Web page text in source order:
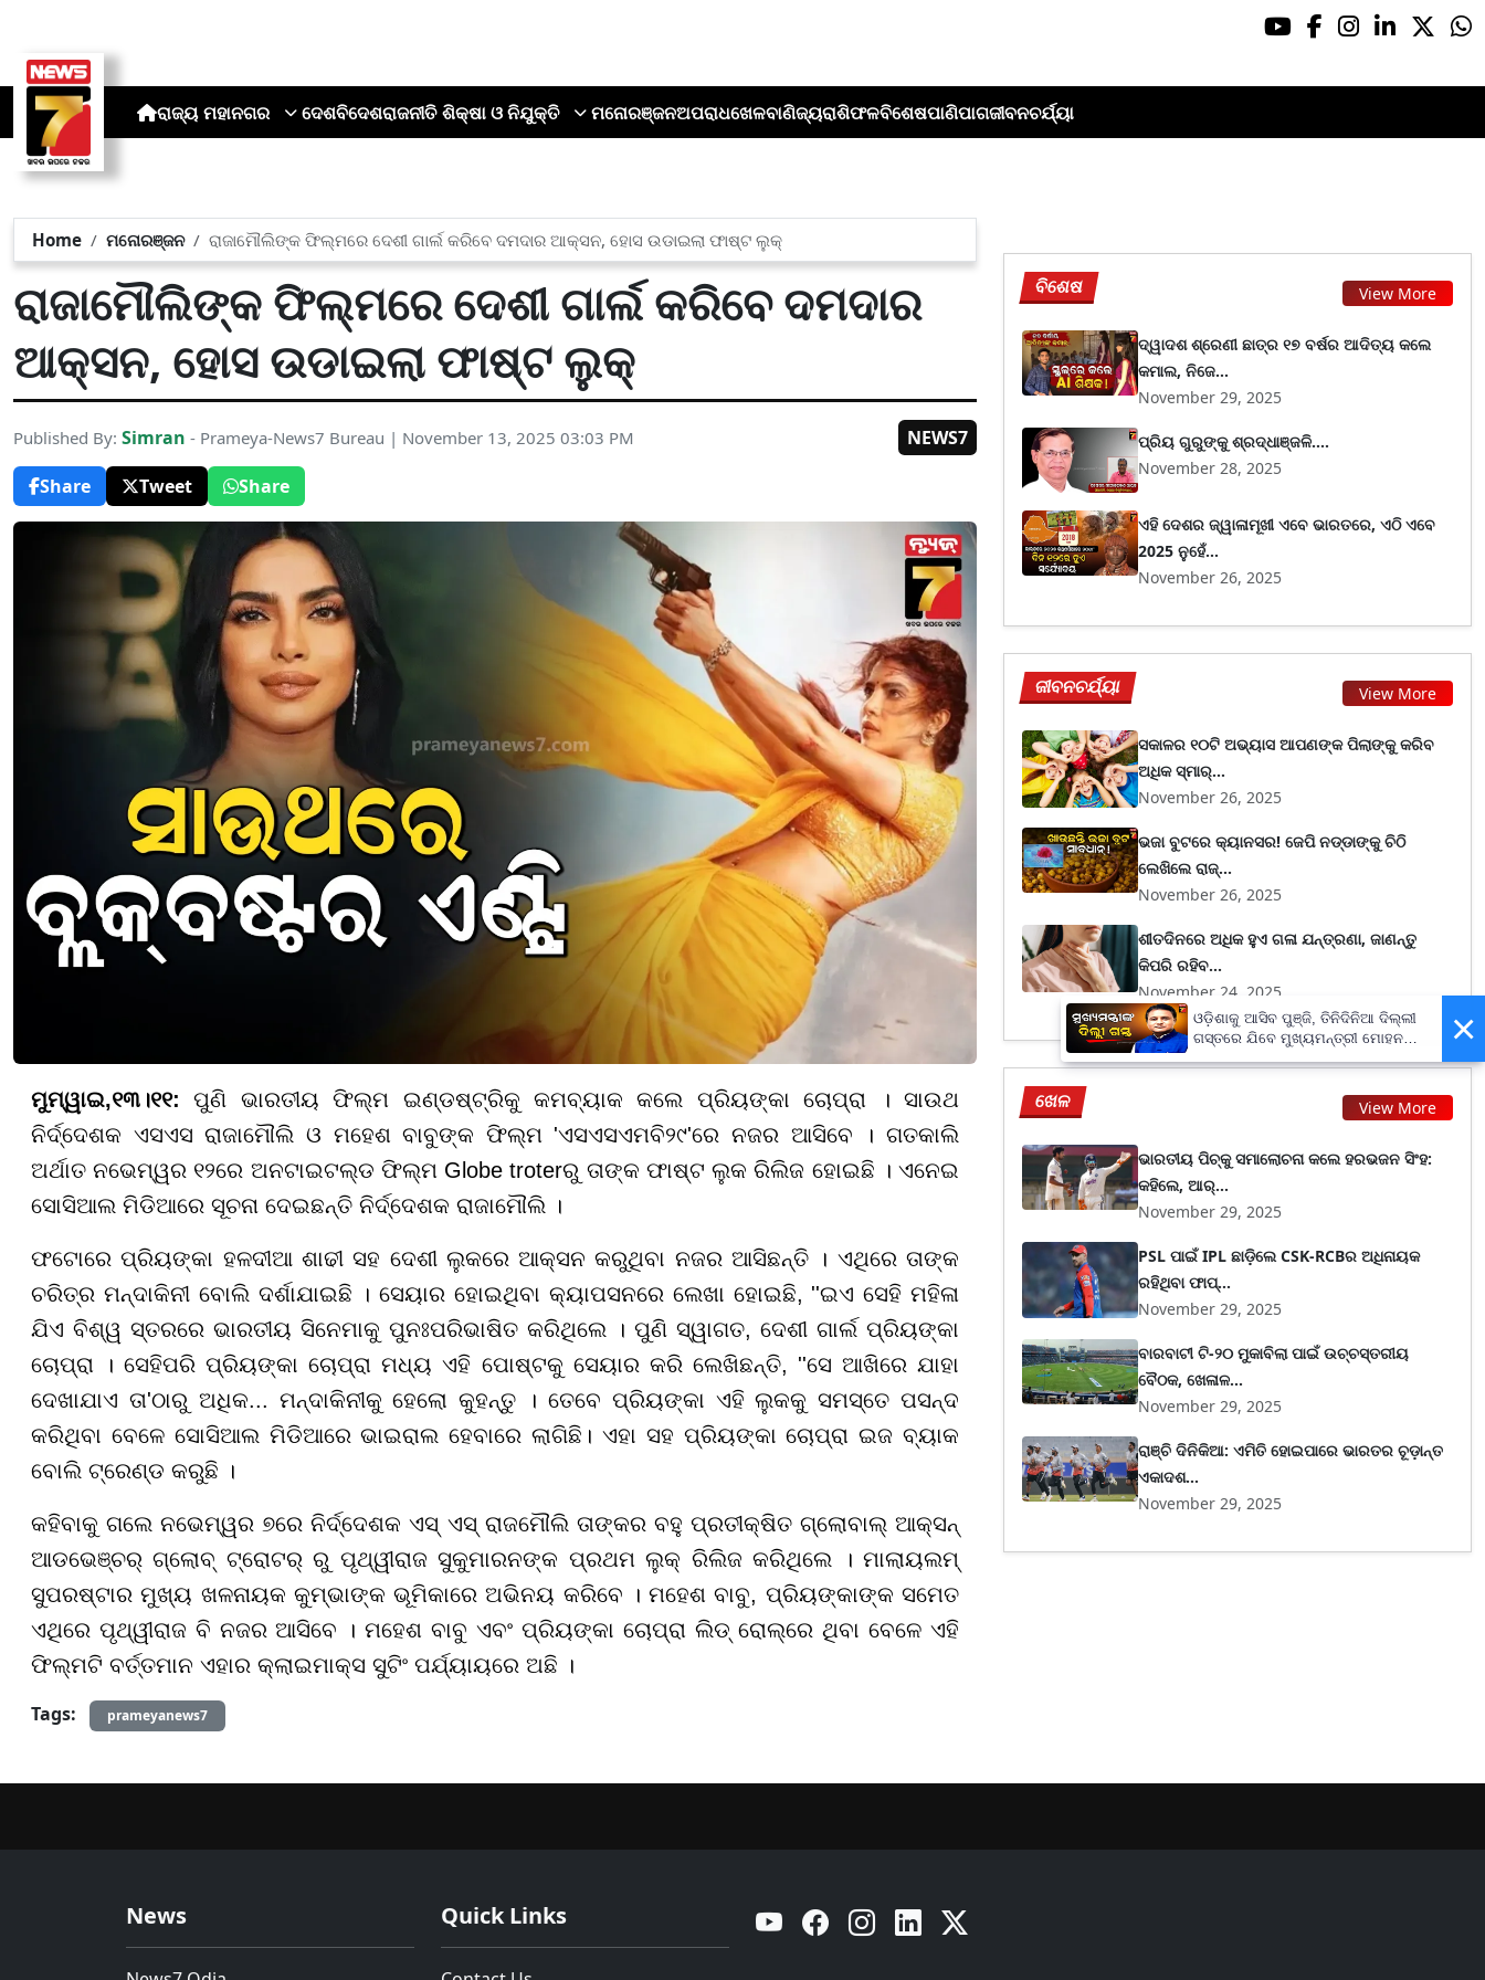
ରାଜ୍ୟ ମହାନଗର ଦେଶବିଦେଶରାଜନୀତି ଶିକ୍ଷା ଓ ନିଯୁକ୍ତି ମନୋରଞ୍ଜନଅପରାଧଖେଳବାଣିଜ୍ୟରାଶିଫଳବିଶେଷପାଣିପାଗଜୀବନଚର୍ଯ୍ୟା
Home ମନୋରଞ୍ଜନ ରାଜାମୌଲିଙ୍କ ଫିଲ୍ମରେ ଦେଶୀ ଗାର୍ଲ କରିବେ ଦମଦାର ଆକ୍ସନ, ହୋସ ଉଡାଇଲା ଫାଷ୍ଟ ଲୁକ୍
ରାଜାମୌଲିଙ୍କ ଫିଲ୍ମରେ ଦେଶୀ ଗାର୍ଲ କରିବେ ଦମଦାର
ଆକ୍ସନ, ହୋସ ଉଡାଇଲା ଫାଷ୍ଟ ଲୁକ୍
Published By: Simran - Prameya-News7 Bureau | November 13, 2025 03:03 PM
NEWS7
Share
Tweet Share
ମୁମ୍ୱାଇ,୧୩।୧୧:ପୁଣି ଭାରତୀୟ ଫିଲ୍ମ ଇଣ୍ଡଷ୍ଟ୍ରିକୁ କମବ୍ୟାକ କଲେ ପ୍ରିୟଙ୍କା ଚୋପ୍ରା । ସାଉଥ
ନିର୍ଦ୍ଦେଶକ ଏସଏସ ରାଜାମୌଲି ଓ ମହେଶ ବାବୁଙ୍କ ଫିଲ୍ମ 'ଏସଏସଏମବି୨୯'ରେ ନଜର ଆସିବେ । ଗତକାଲି
ଅର୍ଥାତ ନଭେମ୍ୱର ୧୨ରେ ଅନଟାଇଟଲ୍ଡ ଫିଲ୍ମ Globe troterରୁ ତାଙ୍କ ଫାଷ୍ଟ ଲୁକ ରିଲିଜ ହୋଇଛି । ଏନେଇ
ସୋସିଆଲ ମିଡିଆରେ ସୂଚନା ଦେଇଛନ୍ତି ନିର୍ଦ୍ଦେଶକ ରାଜାମୌଲି ।
ଫଟୋରେ ପ୍ରିୟଙ୍କା ହଳଦୀଆ ଶାଢୀ ସହ ଦେଶୀ ଲୁକରେ ଆକ୍ସନ କରୁଥିବା ନଜର ଆସିଛନ୍ତି । ଏଥିରେ ତାଙ୍କ
ଚରିତ୍ର ମନ୍ଦାକିନୀ ବୋଲି ଦର୍ଶାଯାଇଛି । ସେୟାର ହୋଇଥିବା କ୍ୟାପସନରେ ଲେଖା ହୋଇଛି, ''ଇଏ ସେହି ମହିଳା
ଯିଏ ବିଶ୍ୱ ସ୍ତରରେ ଭାରତୀୟ ସିନେମାକୁ ପୁନଃପରିଭାଷିତ କରିଥିଲେ । ପୁଣି ସ୍ୱାଗତ, ଦେଶୀ ଗାର୍ଲ ପ୍ରିୟଙ୍କା
ଚୋପ୍ରା । ସେହିପରି ପ୍ରିୟଙ୍କା ଚୋପ୍ରା ମଧ୍ୟ ଏହି ପୋଷ୍ଟକୁ ସେୟାର କରି ଲେଖିଛନ୍ତି, ''ସେ ଆଖିରେ ଯାହା
ଦେଖାଯାଏ ତା'ଠାରୁ ଅଧିକ... ମନ୍ଦାକିନୀକୁ ହେଲୋ କୁହନ୍ତୁ । ତେବେ ପ୍ରିୟଙ୍କା ଏହି ଲୁକକୁ ସମସ୍ତେ ପସନ୍ଦ
କରିଥିବା ବେଳେ ସୋସିଆଲ ମିଡିଆରେ ଭାଇରାଲ ହେବାରେ ଲାଗିଛି। ଏହା ସହ ପ୍ରିୟଙ୍କା ଚୋପ୍ରା ଇଜ ବ୍ୟାକ
ବୋଲି ଟ୍ରେଣ୍ଡ କରୁଛି ।
କହିବାକୁ ଗଲେ ନଭେମ୍ୱର ୭ରେ ନିର୍ଦ୍ଦେଶକ ଏସ୍ ଏସ୍ ରାଜମୌଲି ତାଙ୍କର ବହୁ ପ୍ରତୀକ୍ଷିତ ଗ୍ଲୋବାଲ୍ ଆକ୍ସନ୍
ଆଡଭେଞ୍ଚର୍ ଗ୍ଲୋବ୍ ଟ୍ରୋଟର୍ ରୁ ପୃଥ୍ୱୀରାଜ ସୁକୁମାରନଙ୍କ ପ୍ରଥମ ଲୁକ୍ ରିଲିଜ କରିଥିଲେ । ମାଲାୟଲମ୍
ସୁପରଷ୍ଟାର ମୁଖ୍ୟ ଖଳନାୟକ କୁମ୍ଭାଙ୍କ ଭୂମିକାରେ ଅଭିନୟ କରିବେ । ମହେଶ ବାବୁ, ପ୍ରିୟଙ୍କାଙ୍କ ସମେତ
ଏଥିରେ ପୃଥ୍ୱୀରାଜ ବି ନଜର ଆସିବେ । ମହେଶ ବାବୁ ଏବଂ ପ୍ରିୟଙ୍କା ଚୋପ୍ରା ଲିଡ୍ ରୋଲ୍ରେ ଥିବା ବେଳେ ଏହି
ଫିଲ୍ମଟି ବର୍ତ୍ତମାନ ଏହାର କ୍ଲାଇମାକ୍ସ ସୁଟିଂ ପର୍ଯ୍ୟାୟରେ ଅଛି ।
Tags:
prameyanews7
ବିଶେଷ View More
ଦ୍ୱାଦଶ ଶ୍ରେଣୀ ଛାତ୍ର ୧୭ ବର୍ଷର ଆଦିତ୍ୟ କଲେ
କମାଲ, ନିଜେ...
November 29, 2025
ପ୍ରିୟ ଗୁରୁଙ୍କୁ ଶ୍ରଦ୍ଧାଞ୍ଜଳି....
November 28, 2025
ଏହି ଦେଶର ଜ୍ୱାଳାମୂଖୀ ଏବେ ଭାରତରେ, ଏଠି ଏବେ
2025 ନୁହେଁ...
November 26, 2025
ଜୀବନଚର୍ଯ୍ୟା View More
ସକାଳର ୧୦ଟି ଅଭ୍ୟାସ ଆପଣଙ୍କ ପିଲାଙ୍କୁ କରିବ
ଅଧିକ ସ୍ମାର୍...
November 26, 2025
ଭଜା ବୁଟରେ କ୍ୟାନସର! ଜେପି ନଡ୍ଡାଙ୍କୁ ଚିଠି
ଲେଖିଲେ ରାଜ୍...
November 26, 2025
ଶୀତଦିନରେ ଅଧିକ ହୁଏ ଗଳା ଯନ୍ତ୍ରଣା, ଜାଣନ୍ତୁ
କିପରି ରହିବ...
November 24, 2025
ଖେଳ View More
ଭାରତୀୟ ପିଚ୍‌କୁ ସମାଲୋଚନା କଲେ ହରଭଜନ ସିଂହ:
କହିଲେ, ଆର୍...
November 29, 2025
PSL ପାଇଁ IPL ଛାଡ଼ିଲେ CSK-RCBର ଅଧିନାୟକ
ରହିଥିବା ଫାପ୍...
November 29, 2025
ବାରବାଟୀ ଟି-୨୦ ମୁକାବିଲା ପାଇଁ ଉଚ୍ଚସ୍ତରୀୟ
ବୈଠକ, ଖେଳାଳ...
November 29, 2025
ରାଞ୍ଚି ଦିନିକିଆ: ଏମିତି ହୋଇପାରେ ଭାରତର ଚୂଡ଼ାନ୍ତ
ଏକାଦଶ...
November 29, 2025
News Quick Links YouTube Facebook Instagram
×
ଓଡ଼ିଶାକୁ ଆସିବ ପୁଞ୍ଜି, ତିନିଦିନିଆ ଦିଲ୍ଲୀ
ଗସ୍ତରେ ଯିବେ ମୁଖ୍ୟମନ୍ତ୍ରୀ ମୋହନ